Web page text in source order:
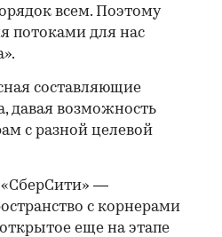
всем. Поэтому
потоками для нас
составляющие
давая возможность
с разной целевой
«СберСити» —
с корнерами
еще на этапе